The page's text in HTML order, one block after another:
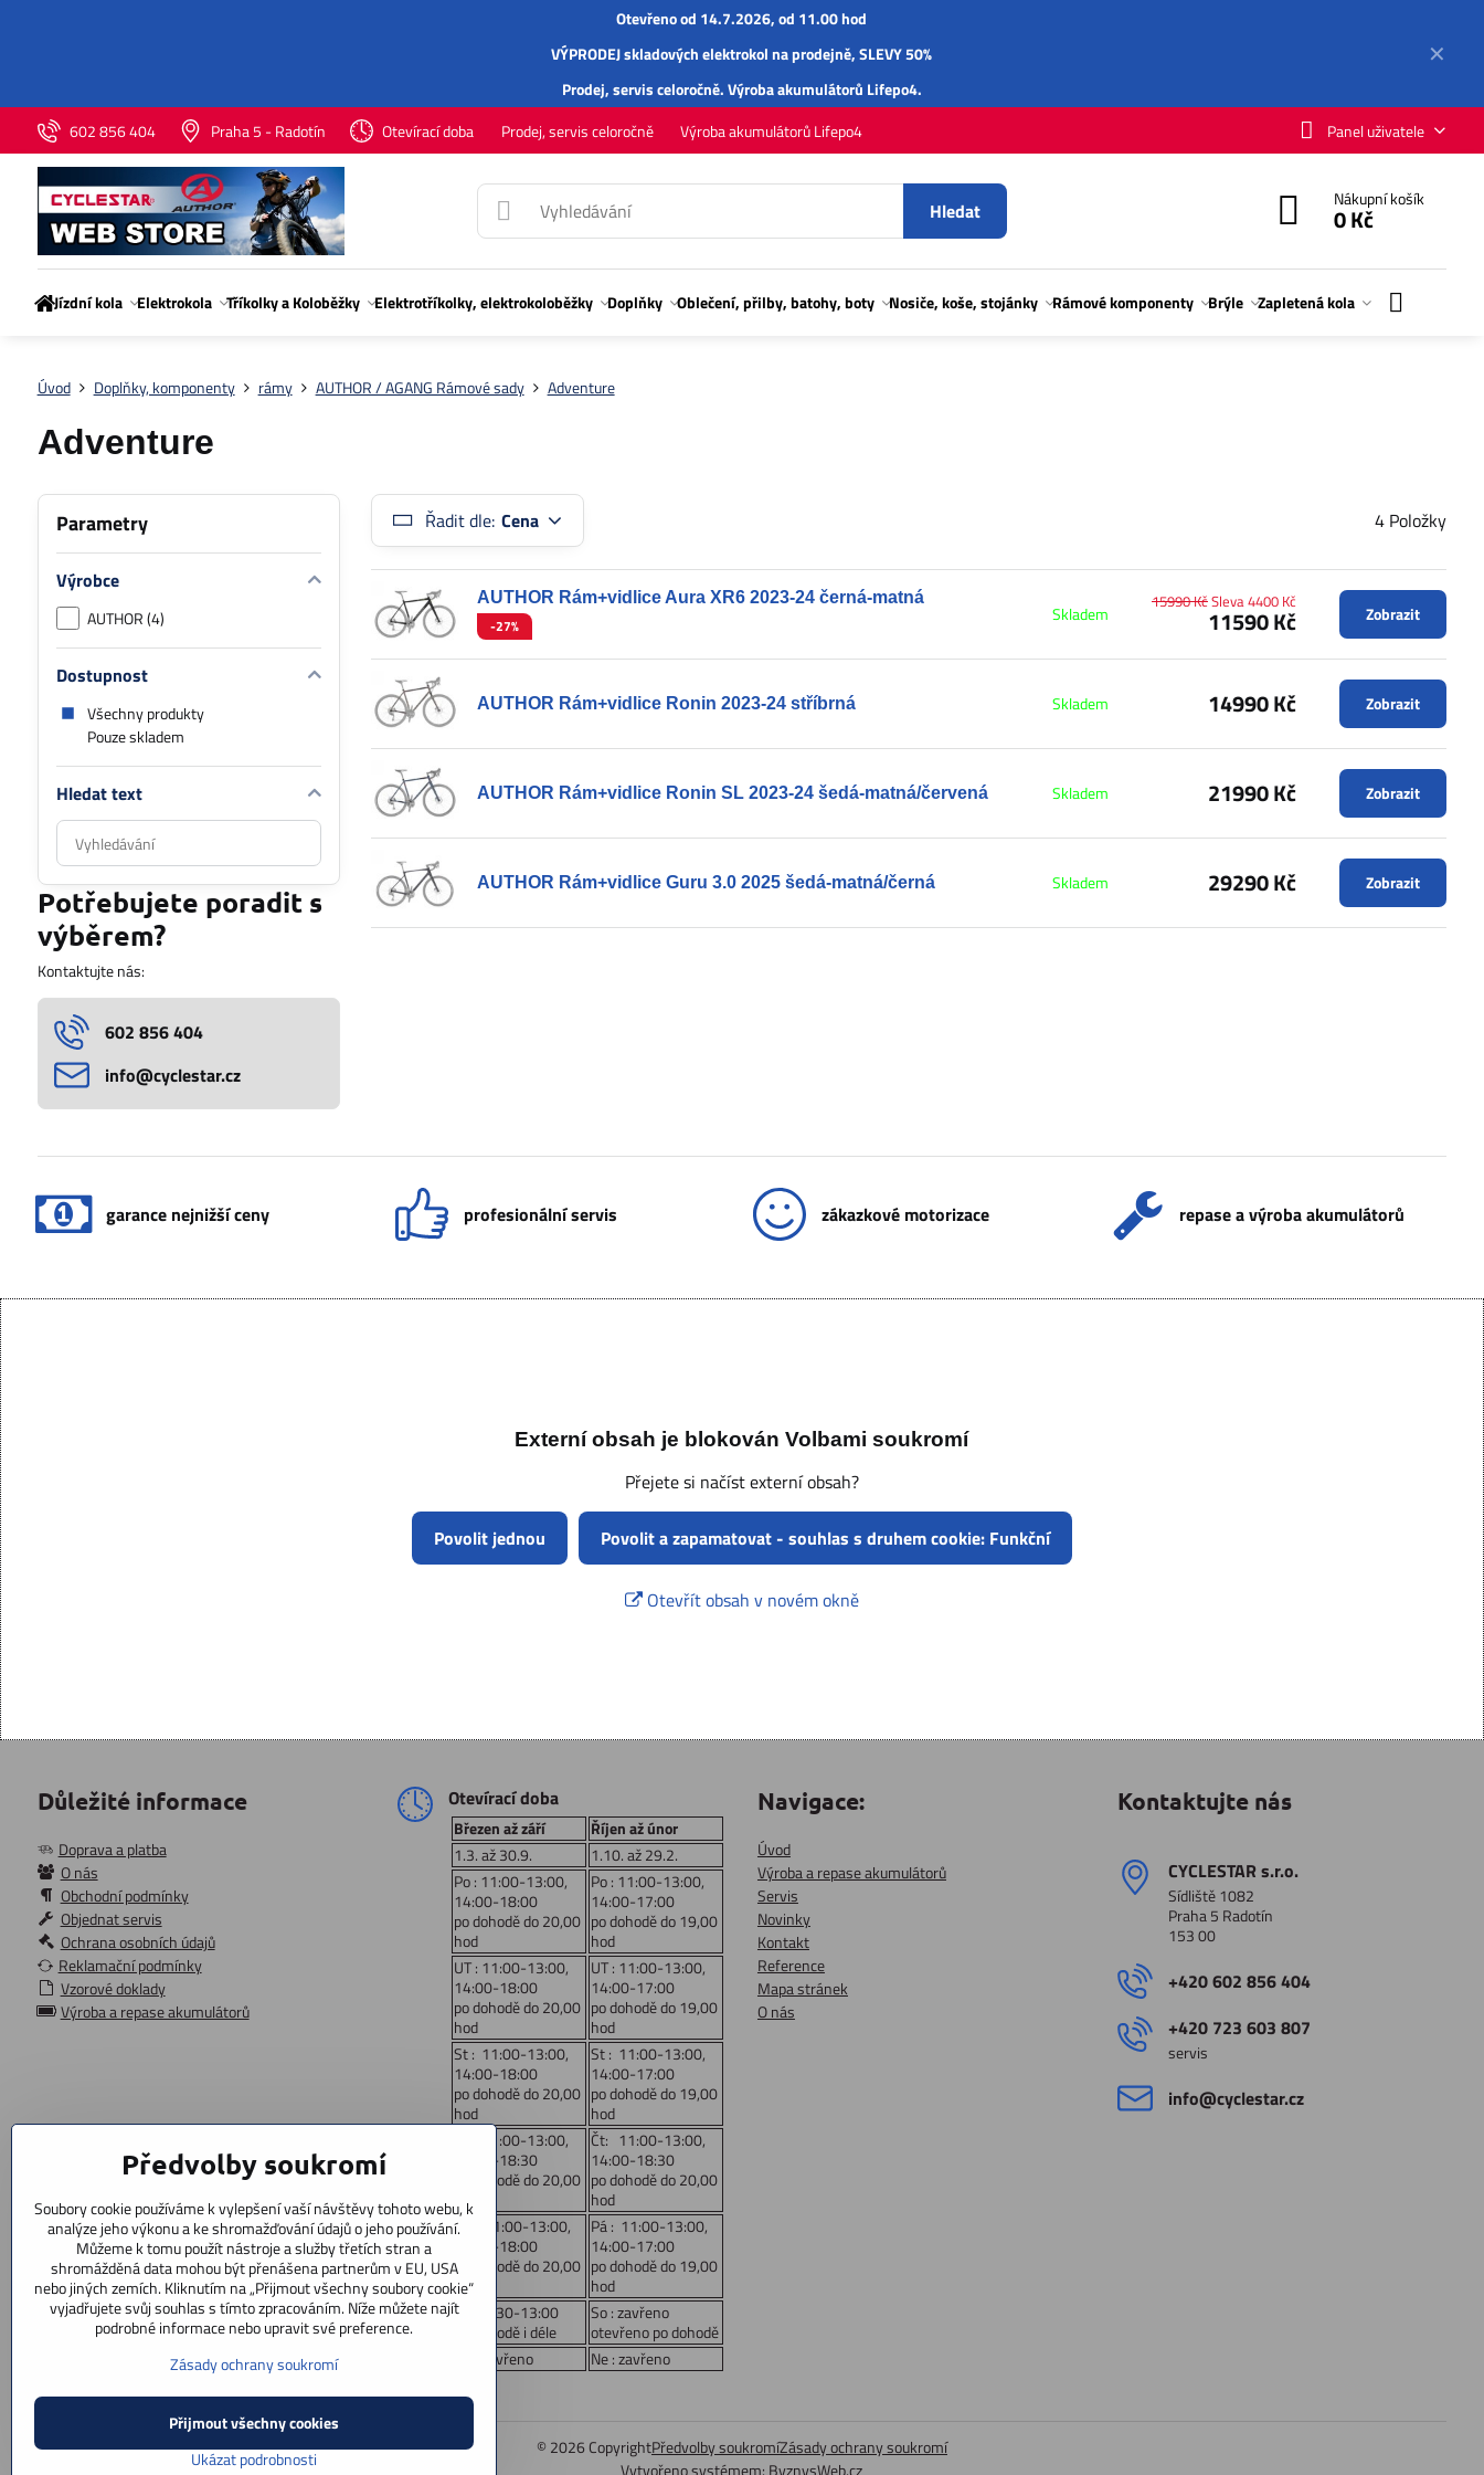
✕
Otevřeno od 14.7.2026, od 11.00 hod
VÝPRODEJ skladových elektrokol na prodejně, SLEVY 50%
Prodej,servisceloročně.Výroba akumulátorů Lifepo4.
602 856 404
Praha 5 - Radotín Otevírací doba Prodej, servis celoročně Výroba akumulátorů Lifepo4 Panel uživatele
Hledat Nákupní košík
0 Kč
Jízdní kola Elektrokola Tříkolky a Koloběžky Elektrotříkolky, elektrokoloběžky Doplňky Oblečení, přilby, batohy, boty Nosiče, koše, stojánky Rámové komponenty Brýle Zapletená kola
Úvod Doplňky, komponenty rámy AUTHOR / AGANG Rámové sady Adventure
Adventure
Řadit dle: Cena 4 Položky
AUTHOR Rám+vidlice Aura XR6 2023-24 černá-matná
-27%
Skladem 11590 Kč
15990 KčSleva 4400 Kč
Zobrazit
AUTHOR Rám+vidlice Ronin 2023-24 stříbrná Skladem 14990 Kč Zobrazit
AUTHOR Rám+vidlice Ronin SL 2023-24 šedá-matná/červená Skladem 21990 Kč Zobrazit
AUTHOR Rám+vidlice Guru 3.0 2025 šedá-matná/černá Skladem 29290 Kč Zobrazit
Parametry
Výrobce
AUTHOR (4)
Dostupnost
Všechny produkty
Pouze skladem
Hledat text
Prohledat
výsledky
filtru
fulltextem
Potřebujete poradit s
výběrem?
Kontaktujte nás:
602 856 404
info​@cyclestar​.cz
garance nejnižší ceny profesionální servis zákazkové motorizace repase a výroba akumulátorů
Externí obsah je blokován Volbami soukromí
Přejete si načíst externí obsah?
Povolit jednou Povolit a zapamatovat - souhlas s druhem cookie: Funkční
Otevřít obsah v novém okně
Důležité informace
Doprava a platba
O nás
Obchodní podmínky
Objednat servis
Ochrana osobních údajů
Reklamační podmínky
Vzorové doklady
Výroba a repase akumulátorů
Otevírací doba
Březen až září
Říjen až únor
1.3. až 30.9.
1.10. až 29.2.
Po : 11:00-13:00,
14:00-18:00
po dohodě do 20,00
hod
Po : 11:00-13:00,
14:00-17:00
po dohodě do 19,00
hod
UT : 11:00-13:00,
14:00-18:00
po dohodě do 20,00
hod
UT : 11:00-13:00,
14:00-17:00
po dohodě do 19,00
hod
St : 11:00-13:00,
14:00-18:00
po dohodě do 20,00
hod
St : 11:00-13:00,
14:00-17:00
po dohodě do 19,00
hod
Čt: 11:00-13:00,
14:00-18:30
po dohodě do 20,00
hod
Čt: 11:00-13:00,
14:00-18:30
po dohodě do 20,00
hod
Pá : 11:00-13:00,
14:00-18:00
po dohodě do 20,00
hod
Pá : 11:00-13:00,
14:00-17:00
po dohodě do 19,00
hod
So: 9:30-13:00
po dohodě i déle
So : zavřeno
otevřeno po dohodě
Ne : zavřeno
Ne : zavřeno
Navigace:
Úvod
Výroba a repase akumulátorů
Servis
Novinky
Kontakt
Reference
Mapa stránek
O nás
Kontaktujte nás
CYCLESTAR s​.r​.o​.
Sídliště 1082
Praha 5 Radotín
153 00
+420 602 856 404
+420 723 603 807
servis
info​@cyclestar​.cz
© 2026 CopyrightPředvolby soukromíZásady ochrany soukromí
Vytvořeno systémem: ByznysWeb.cz
Předvolby soukromí
Soubory cookie používáme k vylepšení vaší návštěvy tohoto webu, k
analýze jeho výkonu a ke shromažďování údajů o jeho používání.
Můžeme k tomu použít nástroje a služby třetích stran a
shromážděná data mohou být přenášena partnerům v EU, USA
nebo jiných zemích. Kliknutím na „Přijmout všechny soubory cookie“
vyjadřujete svůj souhlas s tímto zpracováním. Níže můžete najít
podrobné informace nebo upravit své preference.
Zásady ochrany soukromí
Ukázat podrobnosti
Přijmout všechny cookies